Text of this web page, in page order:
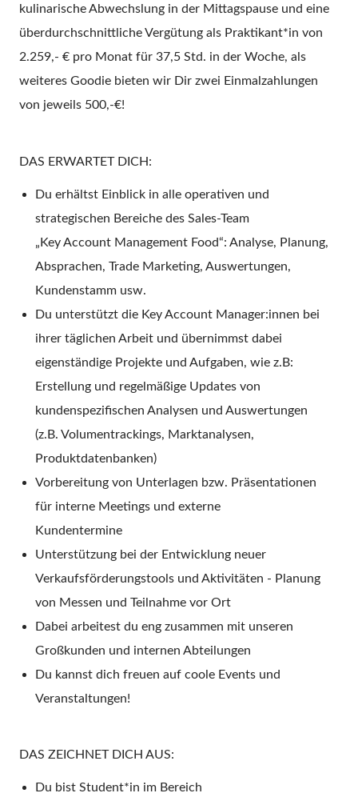
kulinarische Abwechslung in der Mittagspause und eine
überdurchschnittliche Vergütung als Praktikant*in von
2.259,- € pro Monat für 37,5 Std. in der Woche, als
weiteres Goodie bieten wir Dir zwei Einmalzahlungen
von jeweils 500,-€!
DAS ERWARTET DICH:
Du erhältst Einblick in alle operativen und
strategischen Bereiche des Sales-Team
„Key Account Management Food“: Analyse, Planung,
Absprachen, Trade Marketing, Auswertungen,
Kundenstamm usw.
Du unterstützt die Key Account Manager:innen bei
ihrer täglichen Arbeit und übernimmst dabei
eigenständige Projekte und Aufgaben, wie z.B:
Erstellung und regelmäßige Updates von
kundenspezifischen Analysen und Auswertungen
(z.B. Volumentrackings, Marktanalysen,
Produktdatenbanken)
Vorbereitung von Unterlagen bzw. Präsentationen
für interne Meetings und externe
Kundentermine
Unterstützung bei der Entwicklung neuer
Verkaufsförderungstools und Aktivitäten - Planung
von Messen und Teilnahme vor Ort
Dabei arbeitest du eng zusammen mit unseren
Großkunden und internen Abteilungen
Du kannst dich freuen auf coole Events und
Veranstaltungen!
DAS ZEICHNET DICH AUS:
Du bist Student*in im Bereich